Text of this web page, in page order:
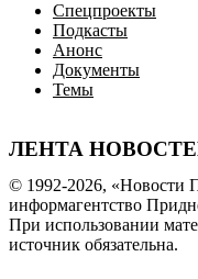
Спецпроекты
Подкасты
Анонс
Документы
Темы
ЛЕНТА
© 1992-2026, «Новости
информагентство
При использовании
источник обязательна.